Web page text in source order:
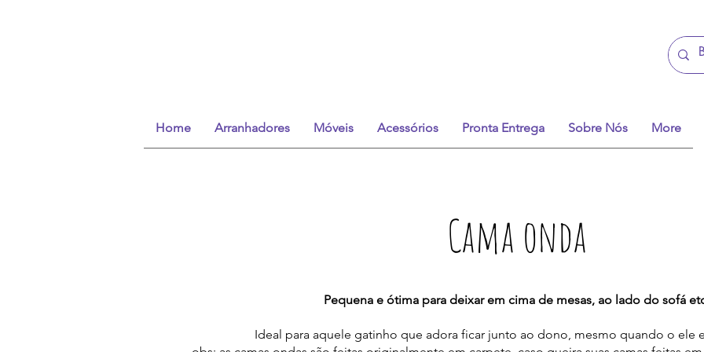
Home Arranhadores Móveis Acessórios Pronta Entrega Sobre Nós More
Cama onda
Pequena e ótima para deixar em cima de mesas, ao lado do sofá
Ideal para aquele gatinho que adora ficar junto ao dono, mesmo quando o ele